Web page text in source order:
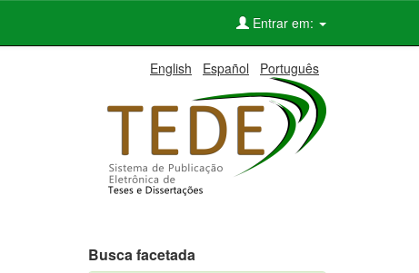
Entrar em:
English Español Português
Busca facetada